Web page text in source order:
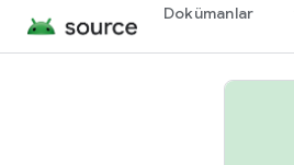
Dokümanlar